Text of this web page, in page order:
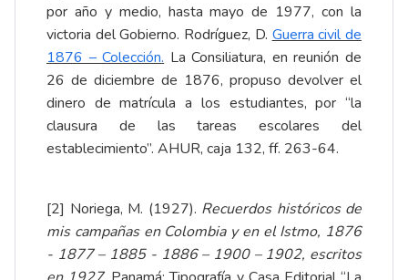
por año y medio, hasta mayo de 1977, con la
victoria del Gobierno. Rodríguez, D. Guerra civil de
1876 – Colección. La Consiliatura, en reunión de
26 de diciembre de 1876, propuso devolver el
dinero de matrícula a los estudiantes, por “la
clausura de las tareas escolares del
establecimiento”. AHUR, caja 132, ff. 263-64.
[2] Noriega, M. (1927). Recuerdos históricos de
mis campañas en Colombia y en el Istmo, 1876
- 1877 – 1885 - 1886 – 1900 – 1902, escritos